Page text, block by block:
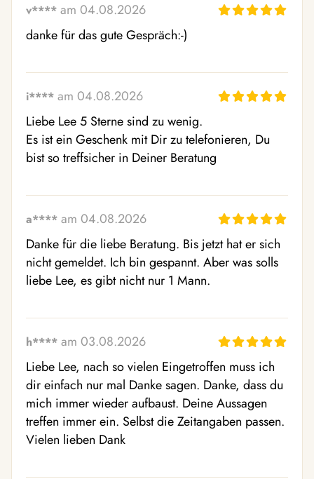
v**** am 04.08.2026
danke für das gute Gespräch:-)
i**** am 04.08.2026
Liebe Lee 5 Sterne sind zu wenig.
Es ist ein Geschenk mit Dir zu telefonieren, Du
bist so treffsicher in Deiner Beratung
a**** am 04.08.2026
Danke für die liebe Beratung. Bis jetzt hat er sich
nicht gemeldet. Ich bin gespannt. Aber was solls
liebe Lee, es gibt nicht nur 1 Mann.
h**** am 03.08.2026
Liebe Lee, nach so vielen Eingetroffen muss ich
dir einfach nur mal Danke sagen. Danke, dass du
mich immer wieder aufbaust. Deine Aussagen
treffen immer ein. Selbst die Zeitangaben passen.
Vielen lieben Dank